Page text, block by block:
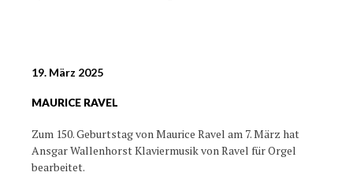
19. März 2025
MAURICE RAVEL
Zum 150. Geburtstag von Maurice Ravel am 7. März hat
Ansgar Wallenhorst Klaviermusik von Ravel für Orgel
bearbeitet.